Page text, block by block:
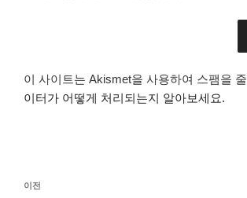
이 사이트는 Akismet을 사용하여 스팸을
이터가 어떻게 처리되는지 알아보세요.
이
이전